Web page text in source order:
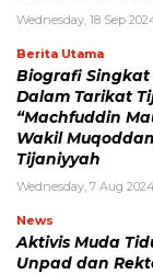
Wednesday, 18 Sep
Berita Utama
Biografi Singkat
Dalam Tarikat
“Machfuddin
Wakil
Tijaniyyah
Wednesday, 7 Aug
News
Aktivis Muda
Unpad dan